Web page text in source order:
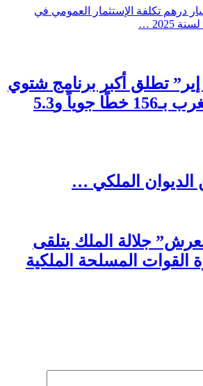
: 43.1 مليار درهم تكلفة الإستثمار العمومي في
…
إير” تطلق أكبر برنامج شتوي
في تاريخها بالمغرب بـ156 خطًا جوياً و5.3
الديوان الملكي …
جلالة الملك يتلقى
القوات المسلحة الملكية